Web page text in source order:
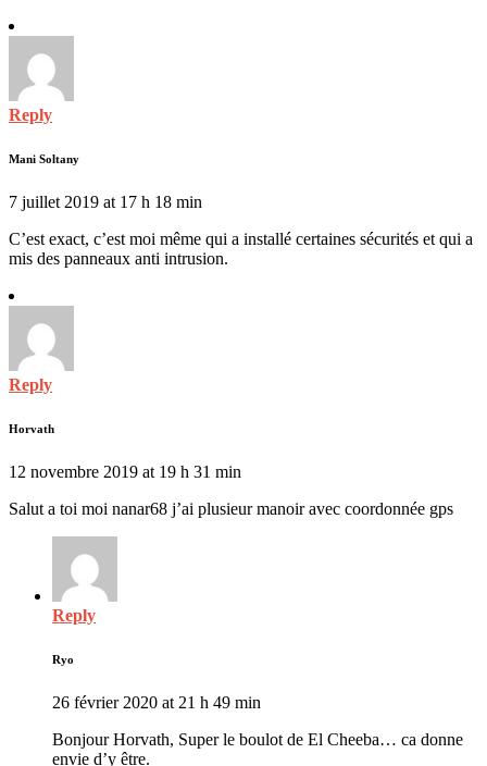
Reply
Mani Soltany
7 juillet 2019 at 17 h 18 min
C’est exact, c’est moi même qui a installé certaines sécurités et qui a
mis des panneaux anti intrusion.
Reply
Horvath
12 novembre 2019 at 19 h 31 min
Salut a toi moi nanar68 j’ai plusieur manoir avec coordonnée gps
Reply
Ryo
26 février 2020 at 21 h 49 min
Bonjour Horvath, Super le boulot de El Cheeba… ca donne
envie d’y être.